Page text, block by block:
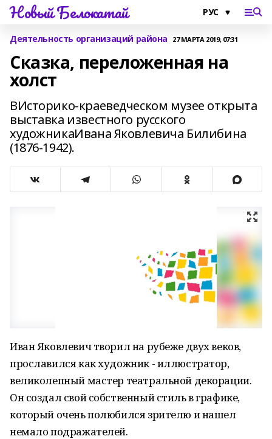
Новый Белокатай
Деятельность организаций района 27 МАРТА 2019, 07:31
Сказка, переложенная на
холст
ВИсторико-краеведческом музее открыта
выставка известного русского
художникаИвана Яковлевича Билибина
(1876-1942).
Иван Яковлевич творил на рубеже двух веков,
прославился как художник - иллюстратор,
великолепный мастер театральной декорации.
Он создал свой собственный стиль в графике,
который очень полюбился зрителю и нашел
немало подражателей.